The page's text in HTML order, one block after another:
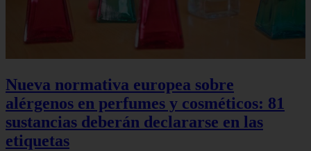
Nueva normativa europea sobre
alérgenos en perfumes y cosméticos: 81
sustancias deberán declararse en las
etiquetas